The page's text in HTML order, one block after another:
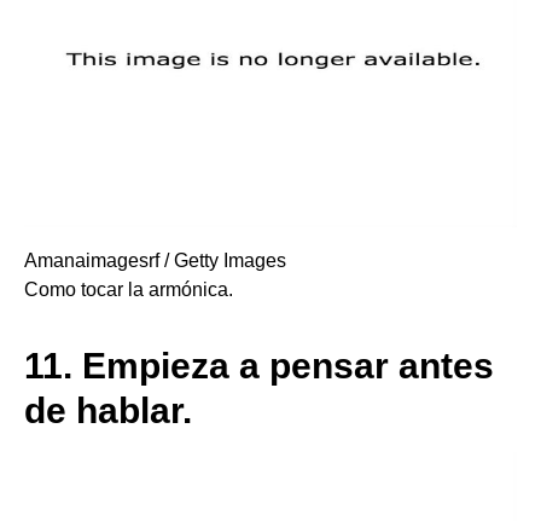
Amanaimagesrf / Getty Images
Como tocar la armónica.
11. Empieza a pensar antes
de hablar.